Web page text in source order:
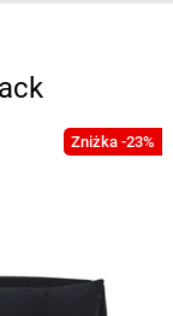
Zniżka -23%